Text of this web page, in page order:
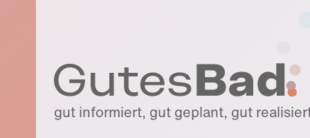
gut informiert, gut geplant, gut